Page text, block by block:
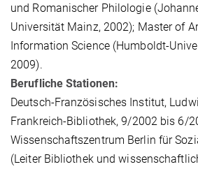
und Romanischer Philologie
Universität Mainz, 2002); Master of
Information Science (Humboldt-
2009).
Berufliche Stationen:
Deutsch-Französisches Institut,
Frankreich-Bibliothek, 9/2002 bis 6/
Wissenschaftszentrum Berlin für
(Leiter Bibliothek und